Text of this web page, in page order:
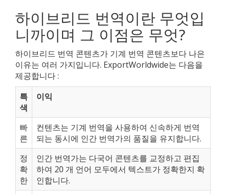
하이브리드 번역이란 무엇입
니까이며 그 이점은 무엇?
하이브리드 번역 콘텐츠가 기계 번역 콘텐츠보다 나은
이유는 여러 가지입니다. ExportWorldwide는 다음을
제공합니다 :
특
색
이익
빠
른
컨텐츠는 기계 번역을 사용하여 신속하게 번역
되는 동시에 인간 번역가의 품질을 유지합니다.
정
확
한
인간 번역가는 다국어 콘텐츠를 교정하고 편집
하여 20 개 언어 모두에서 텍스트가 정확한지 확
인합니다.